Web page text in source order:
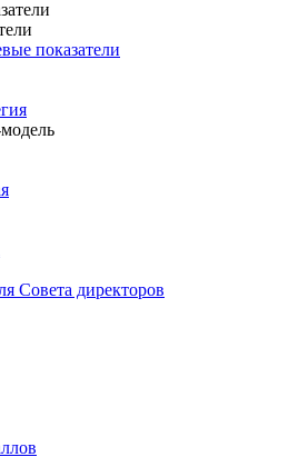
показатели
Совета директоров